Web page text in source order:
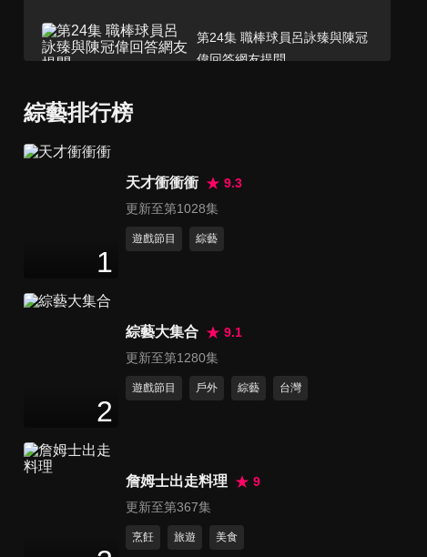
第24集 職棒球員呂詠臻與陳冠
偉回答網友提問
袁意翔
綜藝排行榜
1
天才衝衝衝
9.3
更新至第1028集
遊戲節目 綜藝
2
綜藝大集合
9.1
更新至第1280集
遊戲節目 戶外 綜藝 台灣
詹姆士出走料理
9
更新至第367集
烹飪 旅遊 美食